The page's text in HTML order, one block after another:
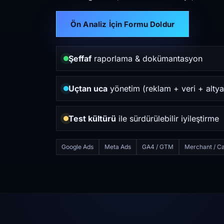
Ön Analiz İçin Formu Doldur
Şeffafraporlama & dokümantasyon
Uçtan uca yönetim (reklam + veri +
Test kültürü ile sürdürülebilir iyileştirme
Google Ads Meta Ads GA4 / GTM Merchant /